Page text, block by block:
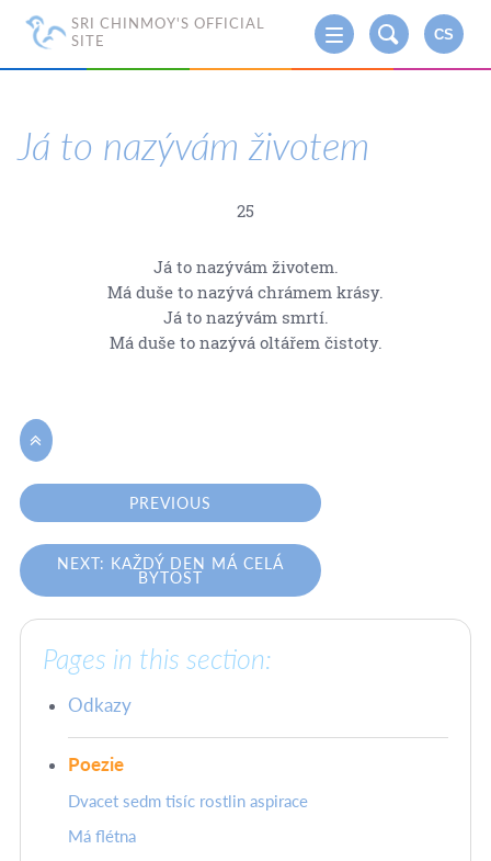
SRI CHINMOY'S OFFICIAL
SITE
CS
Já to nazývám životem
25
Já to nazývám životem.
Má duše to nazývá chrámem krásy.
Já to nazývám smrtí.
Má duše to nazývá oltářem čistoty.

PREVIOUS
NEXT: KAŽDÝ DEN MÁ CELÁ
BYTOST
Pages in this section:
Odkazy
Poezie
Dvacet sedm tisíc rostlin aspirace
Má flétna